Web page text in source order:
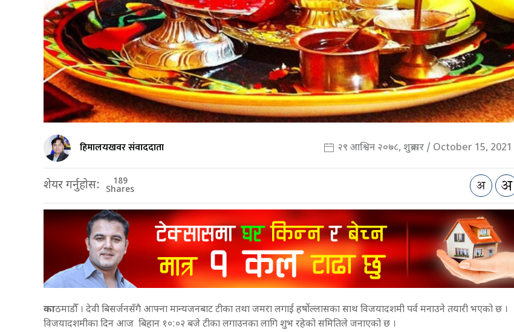
हिमालयखवर संवाददाता २९ आश्विन २०७८, शुक्रबार / October 15, 2021
शेयर गर्नुहोस: 189
Shares
काठमाडौँ । देवी बिसर्जनसँगै आफ्ना मान्यजनबाट टीका तथा जमरा लगाई हर्षोल्लासका साथ विजयादशमी पर्व मनाउने तयारी भएको छ ।
विजयादशमीका दिन आज बिहान १०:०२ बजे टीका लगाउनका लागि शुभ रहेको समितिले जनाएको छ ।